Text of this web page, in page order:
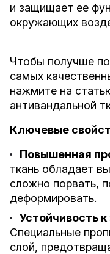
и защищает ее
окружающих
Чтобы получше
самых
нажмите на
антивандальной
Ключевые
Повышенная
ткань обладает
сложно порвать,
деформировать.
Устойчивость
Специальные
слой,